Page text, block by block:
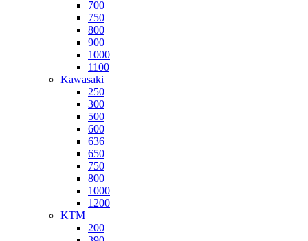
700
750
800
900
1000
1100
Kawasaki
250
300
500
600
636
650
750
800
1000
1200
KTM
200